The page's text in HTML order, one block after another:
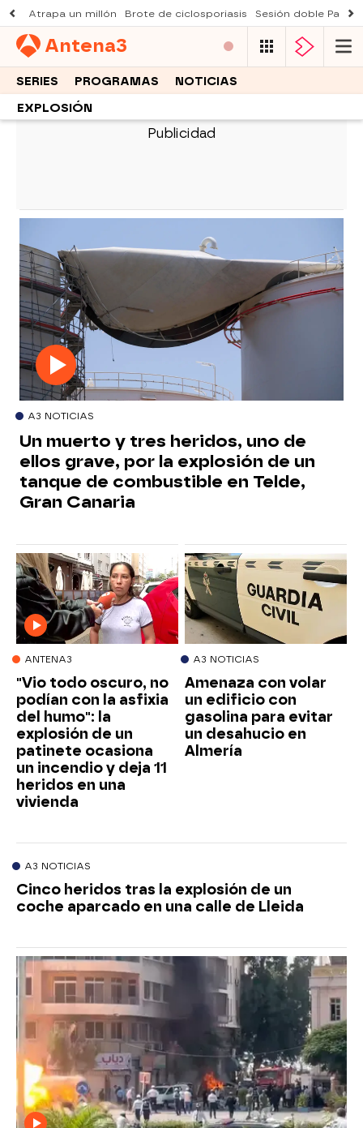
Atrapa un millón Brote de ciclosporiasis Sesión doble
Antena3
SERIES PROGRAMAS NOTICIAS
EXPLOSIÓN
A3 NOTICIAS
Un muerto y tres heridos, uno de
ellos grave, por la explosión de un
tanque de combustible en Telde,
Gran Canaria
ANTENA3
"Vio todo oscuro, no
podían con la asfixia
del humo": la
explosión de un
patinete ocasiona
un incendio y deja 11
heridos en una
vivienda
A3 NOTICIAS
Amenaza con volar
un edificio con
gasolina para evitar
un desahucio en
Almería
A3 NOTICIAS
Cinco heridos tras la explosión de un
coche aparcado en una calle de Lleida